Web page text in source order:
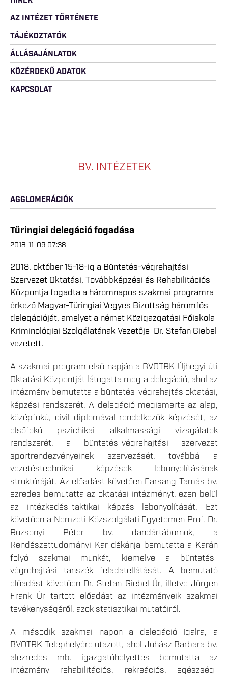
AZ INTÉZET TÖRTÉNETE
TÁJÉKOZTATÓK
ÁLLÁSAJÁNLATOK
KÖZÉRDEKŰ ADATOK
KAPCSOLAT
BV. INTÉZETEK
AGGLOMERÁCIÓK
Türingiai delegáció fogadása
2018-11-09 07:38
2018. október 15-18-ig a Büntetés-végrehajtási
Szervezet Oktatási, Továbbképzési és Rehabilitációs
Központja fogadta a háromnapos szakmai programra
érkező Magyar-Türingiai Vegyes Bizottság háromfős
delegációját, amelyet a német Közigazgatási Főiskola
Kriminológiai Szolgálatának Vezetője Dr. Stefan Giebel
vezetett.
A szakmai program első napján a BVOTRK Újhegyi úti
Oktatási Központját látogatta meg a delegáció, ahol az
intézmény bemutatta a büntetés-végrehajtás oktatási,
képzési rendszerét. A delegáció megismerte az alap,
középfokú, civil diplomával rendelkezők képzését, az
elsőfokú pszichikai alkalmassági vizsgálatok
rendszerét, a büntetés-végrehajtási szervezet
sportrendezvényeinek szervezését, továbbá a
vezetéstechnikai képzések lebonyolításának
struktúráját. Az előadást követően Farsang Tamás bv.
ezredes bemutatta az oktatási intézményt, ezen belül
az intézkedés-taktikai képzés lebonyolítását. Ezt
követően a Nemzeti Közszolgálati Egyetemen Prof. Dr.
Ruzsonyi Péter bv. dandártábornok, a
Rendészettudományi Kar dékánja bemutatta a Karán
folyó szakmai munkát, kiemelve a büntetés-
végrehajtási tanszék feladatellátását. A bemutató
előadást követően Dr. Stefan Giebel Úr, illetve Jürgen
Frank Úr tartott előadást az intézményeik szakmai
tevékenységéről, azok statisztikai mutatóiról.
A második szakmai napon a delegáció Igalra, a
BVOTRK Telephelyére utazott, ahol Juhász Barbara bv.
alezredes mb. igazgatóhelyettes bemutatta az
intézmény rehabilitációs, rekreációs, egészség-